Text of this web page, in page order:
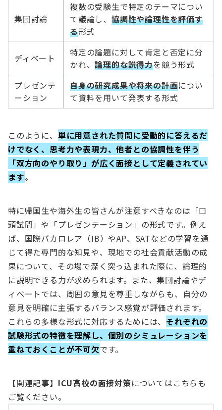
集団討論
複数の受験生で特定のテーマについ
て議論し、 協調性や論理性を評価す
る形式
ディベート
特定の論題に対して肯定と否定に分
かれ、論理的な説得力を競う形式
プレゼンテ
ーション
自身の研究成果や将来の計画につい
て資料を用いて発表する形式
このように、 単に用意された質問に受動的に答えるだ
けでなく、思考力や表現力、他者との協調性を伴う
「双方向のやり取り」が広く面接として定義されてい
ます。
特に帰国生や海外生の皆さんが注意すべきなのは「口
頭試問」や「プレゼンテーション」の形式です。例え
ば、国際バカロレア（IB）やAP、SATなどの学習を通
じて得た専門的な知見や、現地での社会貢献活動の成
果について、その場で深く突っ込まれた際に、論理的
に説明できる力が求められます。また、集団討論やデ
ィベートでは、周囲の意見を尊重しながらも、自分の
意見を明確に主張するバランス感覚が評価されます。
これらの多様な形式に対応するためには、 それぞれの
試験形式の特徴を理解し、個別のシミュレーションを
重ねておくことが不可欠です。
【関連記事】 ICU高校の面接対策についてはこちらも
ご覧ください。